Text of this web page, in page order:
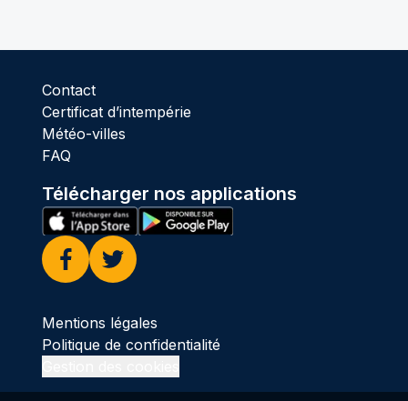
Contact
Certificat d’intempérie
Météo-villes
FAQ
Télécharger nos applications
Facebook
Twitter
Mentions légales
Politique de confidentialité